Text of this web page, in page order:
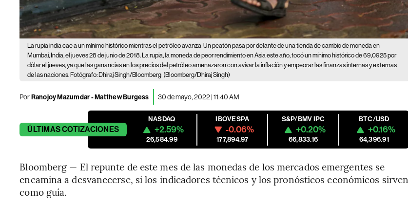
La rupia india cae a un mínimo histórico mientras el petróleo avanza Un peatón pasa por delante de una tienda de cambio de moneda en
Mumbai, India, el jueves 28 de junio de 2018. La rupia, la moneda de peor rendimiento en Asia este año, tocó un mínimo histórico de 69,0925 por
dólar el jueves, ya que las ganancias en los precios del petróleo amenazaron con avivar la inflación y empeorar las finanzas internas y externas
de las naciones. Fotógrafo: Dhiraj Singh/Bloomberg (Bloomberg/Dhiraj Singh)
PorRanojoy Mazumdar - Matthew Burgess 30 de mayo, 2022 | 11:40 AM
ÚLTIMASCOTIZACIONES
NASDAQ
+2.59%
26,584.99
IBOVESPA
-0.06%
177,894.97
S&P/BMV IPC
+0.20%
66,833.16
BTC/USD
+0.16%
64,396.91
Bloomberg — El repunte de este mes de las monedas de los mercados emergentes se
encamina a desvanecerse, si los indicadores técnicos y los pronósticos económicos sirven
como guía.